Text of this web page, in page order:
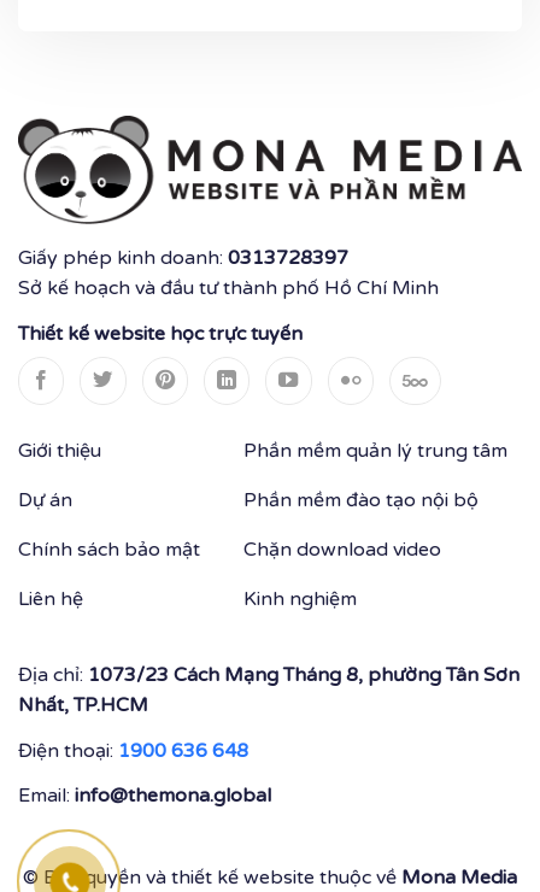
Giấy phép kinh doanh: 0313728397
Sở kế hoạch và đầu tư thành phố Hồ Chí Minh
Thiết kế website học trực tuyến
Giới thiệu
Dự án
Chính sách bảo mật
Liên hệ
Phần mềm quản lý trung tâm
Phần mềm đào tạo nội bộ
Chặn download video
Kinh nghiệm
Địa chỉ: 1073/23 Cách Mạng Tháng 8, phường Tân Sơn
Nhất, TP.HCM
Điện thoại: 1900 636 648
Email: info@themona.global
© Bản quyền và thiết kế website thuộc về Mona Media